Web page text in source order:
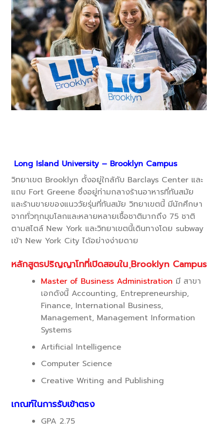
Long Island University – Brooklyn Campus
วิทยาเขต Brooklyn ตั้งอยู่ใกล้กับ Barclays Center และ
แถบ Fort Greene ซึ่งอยู่ท่ามกลางร้านอาหารที่ทันสมัย
และร้านขายของแนววัยรุ่นที่ทันสมัย วิทยาเขตนี้ มีนักศึกษา
จากทั่วทุกมุมโลกและหลายหลายเชื้อชาติมากถึง 75 ชาติ
ตามสไตล์ New York และวิทยาเขตนี้เดินทางโดย subway
เข้า New York City ได้อย่างง่ายดาย
หลักสูตรปริญญาโทที่เปิดสอนใน ฺBrooklyn Campus
Master of Business Administration มี สาขา
เอกดังนี้ Accounting, Entrepreneurship,
Finance, International Business,
Management, Management Information
Systems
Artificial Intelligence
Computer Science
Creative Writing and Publishing
เกณฑ์ในการรับเข้าตรง
GPA 2.75